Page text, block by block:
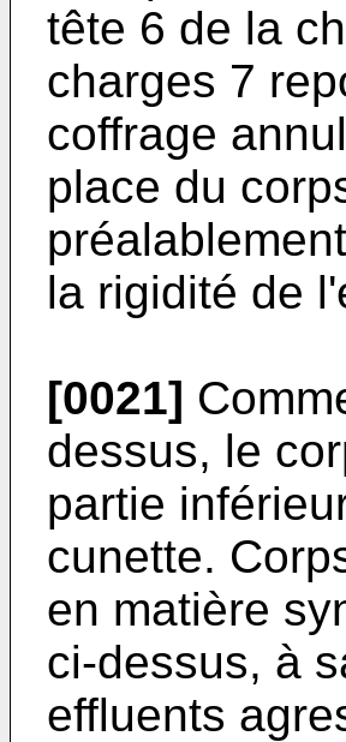
tête 6 de la
charges 7
coffrage
place du
la rigidité de
[0021]
dessus, le
partie
cunette.
en matière
ci-dessus, à
effluents